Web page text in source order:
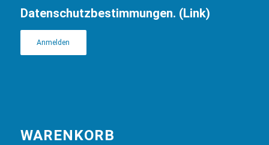
Datenschutzbestimmungen. (Link)
WARENKORB